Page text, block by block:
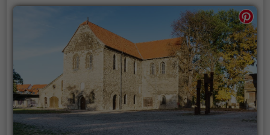
im Eigentum der Kulturstiftung Sachsen-Anhalt.